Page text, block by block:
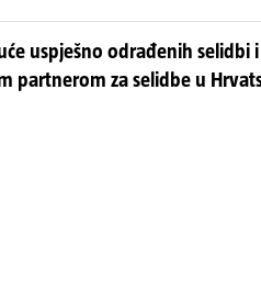
uspješno odrađenih selidbi
partnerom za selidbe u